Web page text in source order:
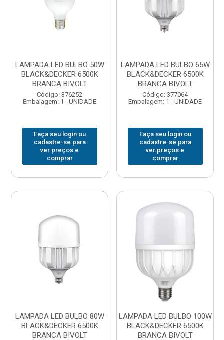
LAMPADA LED BULBO 50W
BLACK&DECKER 6500K
BRANCA BIVOLT
Código: 376252
Embalagem: 1 - UNIDADE
Faça seu login ou
cadastre-se para
ver preços e
comprar
LAMPADA LED BULBO 65W
BLACK&DECKER 6500K
BRANCA BIVOLT
Código: 377064
Embalagem: 1 - UNIDADE
Faça seu login ou
cadastre-se para
ver preços e
comprar
LAMPADA LED BULBO 80W
BLACK&DECKER 6500K
BRANCA BIVOLT
LAMPADA LED BULBO 100W
BLACK&DECKER 6500K
BRANCA BIVOLT